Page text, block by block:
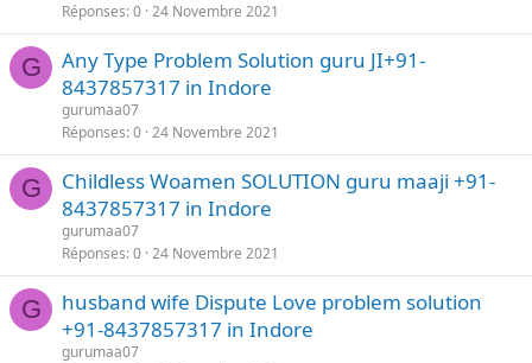
Réponses 0 24 Novembre 2021
G
Any Type Problem Solution guru JI+91-
8437857317 in Indore
gurumaa07
Réponses 0 24 Novembre 2021
G
Childless Woamen SOLUTION guru maaji +91-
8437857317 in Indore
gurumaa07
Réponses 0 24 Novembre 2021
G
husband wife Dispute Love problem solution
+91-8437857317 in Indore
gurumaa07